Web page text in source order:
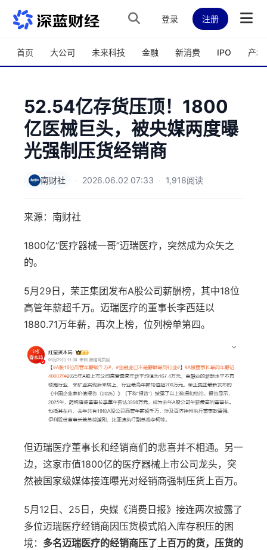
跳转到主内容
登录 注册
首页 大公司 未来科技 金融 新消费 IPO 产城
52.54亿存货压顶！1800
亿医械巨头，被央媒两度曝
光强制压货经销商
南财社 · 2026.06.02 07:33 · 1,918阅读
来源：南财社
1800亿“医疗器械一哥”迈瑞医疗，突然成为众矢之
的。
5月29日，荣正集团发布A股公司薪酬榜，其中18位
高管年薪超千万。迈瑞医疗的董事长李西廷以
1880.71万年薪，再次上榜，位列榜单第四。
但迈瑞医疗董事长和经销商们的悲喜并不相通。另一
边，这家市值1800亿的医疗器械上市公司龙头，突
然被国家级媒体接连曝光对经销商强制压货上百万。
5月12日、25日，央媒《消费日报》接连两次披露了
多位迈瑞医疗经销商因压货模式陷入库存积压的困
境： 多名迈瑞医疗的经销商压了上百万的货，压货的